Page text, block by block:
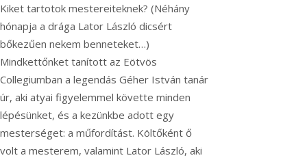
Kiket tartotok mestereiteknek? (Néhány
hónapja a drága Lator László dicsért
bőkezűen nekem benneteket…)
Mindkettőnket tanított az Eötvös
Collegiumban a legendás Géher István tanár
úr, aki atyai figyelemmel követte minden
lépésünket, és a kezünkbe adott egy
mesterséget: a műfordítást. Költőként ő
volt a mesterem, valamint Lator László, aki